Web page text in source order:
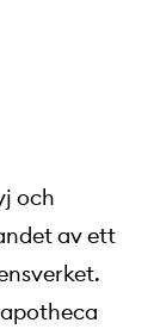
och
av ett